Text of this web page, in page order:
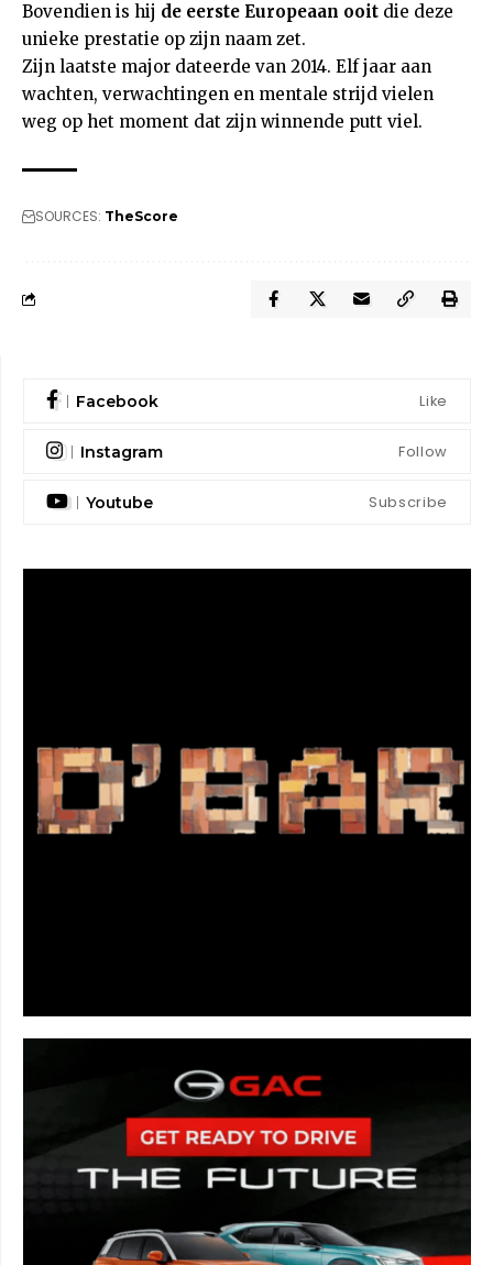
Bovendien is hij de eerste Europeaan ooit die deze
unieke prestatie op zijn naam zet.
Zijn laatste major dateerde van 2014. Elf jaar aan
wachten, verwachtingen en mentale strijd vielen
weg op het moment dat zijn winnende putt viel.
SOURCES: TheScore
Facebook Like
Instagram Follow
Youtube Subscribe